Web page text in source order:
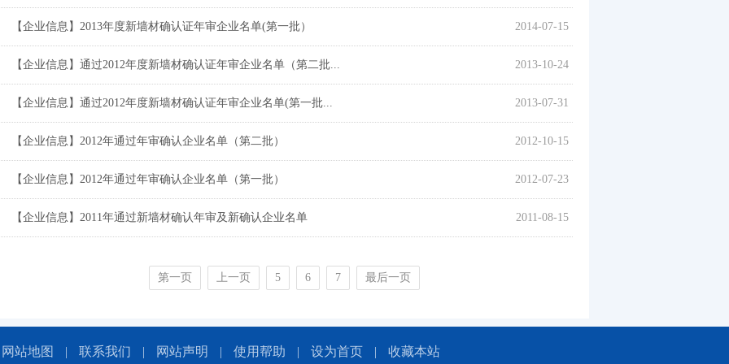
【企业信息】2013年度新墙材确认证年审企业名单(第一批） 2014-07-15
【企业信息】通过2012年度新墙材确认证年审企业名单（第二批... 2013-10-24
【企业信息】通过2012年度新墙材确认证年审企业名单(第一批... 2013-07-31
【企业信息】2012年通过年审确认企业名单（第二批） 2012-10-15
【企业信息】2012年通过年审确认企业名单（第一批） 2012-07-23
【企业信息】2011年通过新墙材确认年审及新确认企业名单 2011-08-15
第一页 上一页 5 6 7 最后一页
网站地图 | 联系我们 | 网站声明 | 使用帮助 | 设为首页 | 收藏本站